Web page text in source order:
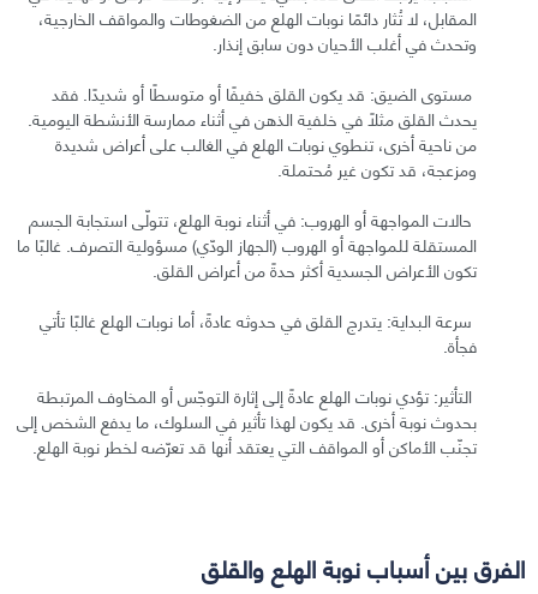
المقابل، لا تُثار دائمًا نوبات الهلع من الضغوطات والمواقف الخارجية،
وتحدث في أغلب الأحيان دون سابق إنذار.
مستوى الضيق: قد يكون القلق خفيفًا أو متوسطًا أو شديدًا. فقد
يحدث القلق مثلًا في خلفية الذهن في أثناء ممارسة الأنشطة اليومية.
من ناحية أخرى، تنطوي نوبات الهلع في الغالب على أعراض شديدة
ومزعجة، قد تكون غير مُحتملة.
حالات المواجهة أو الهروب: في أثناء نوبة الهلع، تتولّى استجابة الجسم
المستقلة للمواجهة أو الهروب (الجهاز الودّي) مسؤولية التصرف. غالبًا ما
تكون الأعراض الجسدية أكثر حدةً من أعراض القلق.
سرعة البداية: يتدرج القلق في حدوثه عادةً، أما نوبات الهلع غالبًا تأتي
فجأة.
التأثير: تؤدي نوبات الهلع عادةً إلى إثارة التوجّس أو المخاوف المرتبطة
بحدوث نوبة أخرى. قد يكون لهذا تأثير في السلوك، ما يدفع الشخص إلى
تجنّب الأماكن أو المواقف التي يعتقد أنها قد تعرّضه لخطر نوبة الهلع.
الفرق بين أسباب نوبة الهلع والقلق